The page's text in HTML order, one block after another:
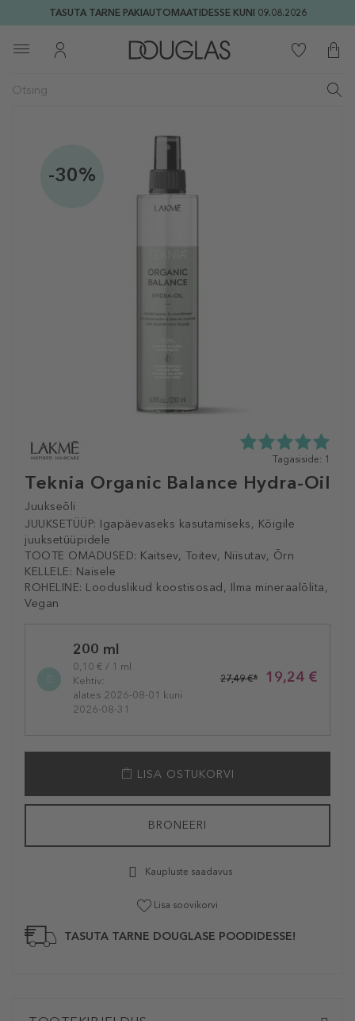
TASUTA TARNE PAKIAUTOMAATIDESSE KUNI 09.08.2026
-30%
Teknia Organic Balance Hydra-Oil
Juukseõli
JUUKSETÜÜP: Igapäevaseks kasutamiseks, Kõigile
juuksetüüpidele
TOOTE OMADUSED: Kaitsev, Toitev, Niisutav, Õrn
KELLELE: Naisele
ROHELINE: Looduslikud koostisosad, Ilma mineraalõlita,
Vegan
5.0
5st
Tagasiside: 1
variation200 ml
0,10 € / 1 ml
Kehtiv:
alates 2026-08-01 kuni
2026-08-31
19,24 €
27,49 €*
LISA OSTUKORVI
BRONEERI
Kaupluste saadavus
Lisa soovikorvi
TASUTA TARNE DOUGLASE POODIDESSE!